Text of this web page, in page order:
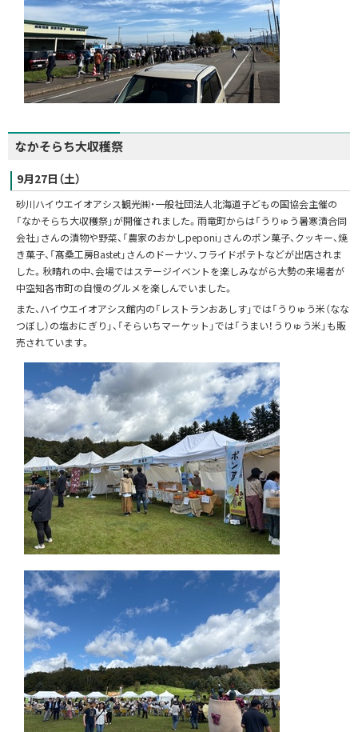
なかそらち大収穫祭
9月27日（土）
砂川ハイウエイオアシス観光㈱・一般社団法人北海道子どもの国協会主催の
「なかそらち大収穫祭」が開催されました。雨竜町からは「うりゅう暑寒漬合同
会社」さんの漬物や野菜、「農家のおかしpeponi」さんのポン菓子、クッキー、焼
き菓子、「髙桑工房Bastet」さんのドーナツ、フライドポテトなどが出店されま
した。秋晴れの中、会場ではステージイベントを楽しみながら大勢の来場者が
中空知各市町の自慢のグルメを楽しんでいました。
また、ハイウエイオアシス館内の「レストランおあしす」では「うりゅう米（なな
つぼし）の塩おにぎり」、「そらいちマーケット」では「うまい！うりゅう米」も販
売されています。